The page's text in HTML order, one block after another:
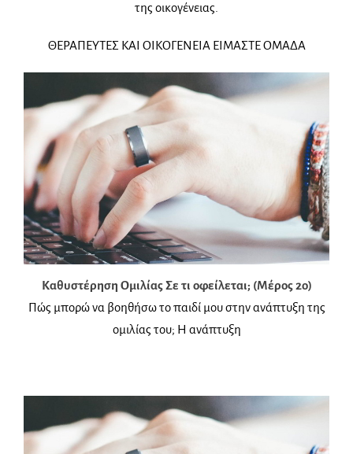
της οικογένειας.
ΘΕΡΑΠΕΥΤΕΣ ΚΑΙ ΟΙΚΟΓΕΝΕΙΑ ΕΙΜΑΣΤΕ ΟΜΑΔΑ
Καθυστέρηση Ομιλίας Σε τι οφείλεται; (Μέρος 2ο)
Πώς μπορώ να βοηθήσω το παιδί μου στην ανάπτυξη της
ομιλίας του; Η ανάπτυξη